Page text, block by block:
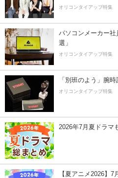
オリコンタイアップ特集
パソコンメーカー
選」
オリコンタイアップ特集
「別班のよう」腕
オリコンタイアップ特集
2026年7月夏ドラマ
【夏アニメ2026】